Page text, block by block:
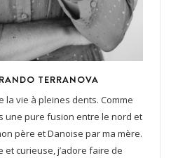
TERRANOVA
la vie à pleines dents. Comme
une pure fusion entre le nord et
père et Danoise par ma mère.
et curieuse, j’adore faire de